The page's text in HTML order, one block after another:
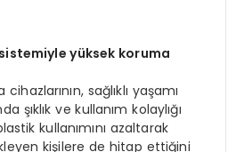
yüksek koruma
sağlıklı yaşamı
şıklık ve kullanım kolaylığı
kullanımını azaltarak
kişilere de hitap ettiğini